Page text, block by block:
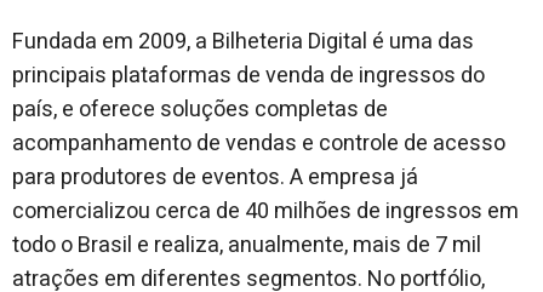
Fundada em 2009, a Bilheteria Digital é uma das
principais plataformas de venda de ingressos do
país, e oferece soluções completas de
acompanhamento de vendas e controle de acesso
para produtores de eventos. A empresa já
comercializou cerca de 40 milhões de ingressos em
todo o Brasil e realiza, anualmente, mais de 7 mil
atrações em diferentes segmentos. No portfólio,